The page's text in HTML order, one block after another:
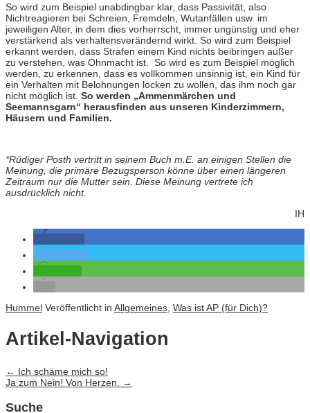
So wird zum Beispiel unabdingbar klar, dass Passivität, also
Nichtreagieren bei Schreien, Fremdeln, Wutanfällen usw. im
jeweiligen Alter, in dem dies vorherrscht, immer ungünstig und eher
verstärkend als verhaltensverändernd wirkt. So wird zum Beispiel
erkannt werden, dass Strafen einem Kind nichts beibringen außer
zu verstehen, was Ohnmacht ist. So wird es zum Beispiel möglich
werden, zu erkennen, dass es vollkommen unsinnig ist, ein Kind für
ein Verhalten mit Belohnungen locken zu wollen, das ihm noch gar
nicht möglich ist. So werden „Ammenmärchen und
Seemannsgarn“ herausfinden aus unseren Kinderzimmern,
Häusern und Familien.
*Rüdiger Posth vertritt in seinem Buch m.E. an einigen Stellen die
Meinung, die primäre Bezugsperson könne über einen längeren
Zeitraum nur die Mutter sein. Diese Meinung vertrete ich
ausdrücklich nicht.
IH
Hummel Veröffentlicht in Allgemeines Was ist AP (für Dich)?
Artikel-Navigation
← Ich schäme mich so!
Ja zum Nein! Von Herzen.
→
Suche